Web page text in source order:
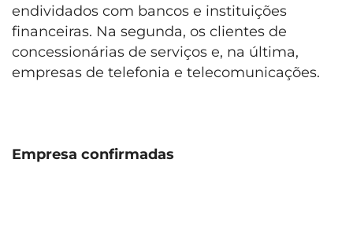
endividados com bancos e instituições
financeiras. Na segunda, os clientes de
concessionárias de serviços e, na última,
empresas de telefonia e telecomunicações.
Empresa confirmadas